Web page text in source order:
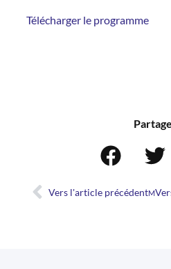
Télécharger le programme
Vers l'article précédent